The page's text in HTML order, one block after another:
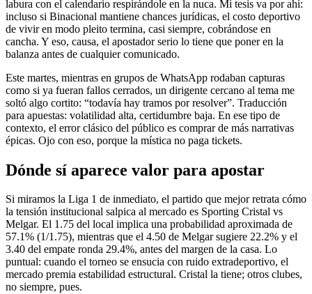
labura con el calendario respirándole en la nuca. Mi tesis va por ahí:
incluso si Binacional mantiene chances jurídicas, el costo deportivo
de vivir en modo pleito termina, casi siempre, cobrándose en
cancha. Y eso, causa, el apostador serio lo tiene que poner en la
balanza antes de cualquier comunicado.
Este martes, mientras en grupos de WhatsApp rodaban capturas
como si ya fueran fallos cerrados, un dirigente cercano al tema me
soltó algo cortito: “todavía hay tramos por resolver”. Traducción
para apuestas: volatilidad alta, certidumbre baja. En ese tipo de
contexto, el error clásico del público es comprar de más narrativas
épicas. Ojo con eso, porque la mística no paga tickets.
Dónde sí aparece valor para apostar
Si miramos la Liga 1 de inmediato, el partido que mejor retrata cómo
la tensión institucional salpica al mercado es Sporting Cristal vs
Melgar. El 1.75 del local implica una probabilidad aproximada de
57.1% (1/1.75), mientras que el 4.50 de Melgar sugiere 22.2% y el
3.40 del empate ronda 29.4%, antes del margen de la casa. Lo
puntual: cuando el torneo se ensucia con ruido extradeportivo, el
mercado premia estabilidad estructural. Cristal la tiene; otros clubes,
no siempre, pues.